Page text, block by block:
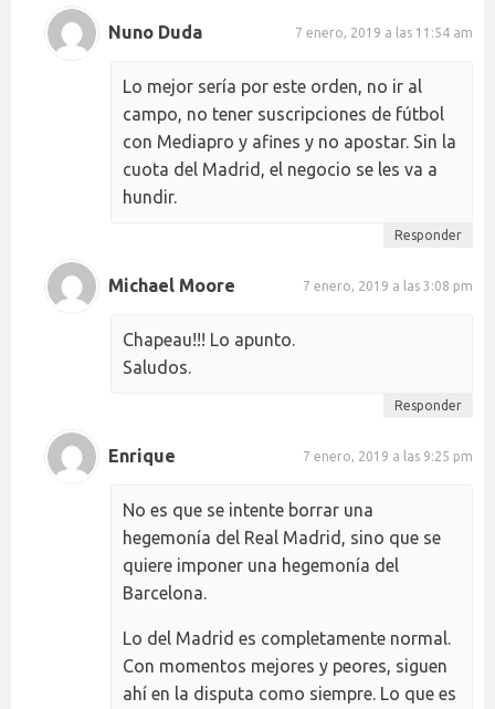
Nuno Duda 7 enero, 2019 a las 11:54 am
Lo mejor sería por este orden, no ir al
campo, no tener suscripciones de fútbol
con Mediapro y afines y no apostar. Sin la
cuota del Madrid, el negocio se les va a
hundir.
Responder
Michael Moore 7 enero, 2019 a las 3:08 pm
Chapeau!!! Lo apunto.
Saludos.
Responder
Enrique 7 enero, 2019 a las 9:25 pm
No es que se intente borrar una
hegemonía del Real Madrid, sino que se
quiere imponer una hegemonía del
Barcelona.
Lo del Madrid es completamente normal.
Con momentos mejores y peores, siguen
ahí en la disputa como siempre. Lo que es